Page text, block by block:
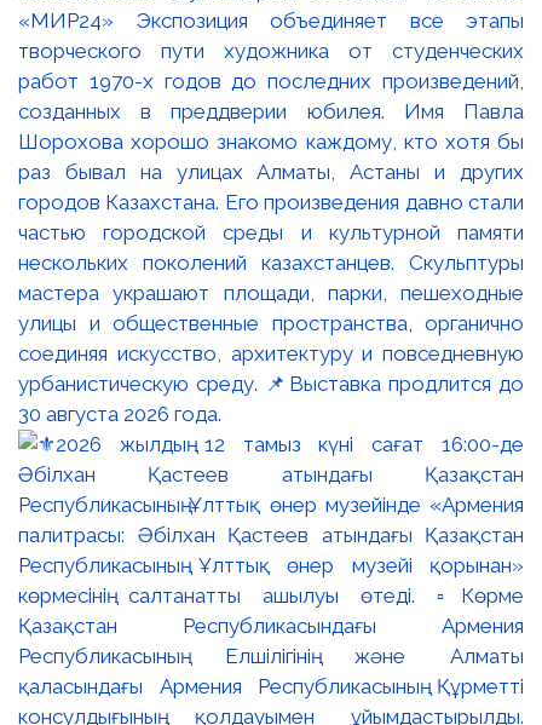
«МИР24» Экспозиция объединяет все этапы
творческого пути художника от студенческих
работ 1970-х годов до последних произведений,
созданных в преддверии юбилея. Имя Павла
Шорохова хорошо знакомо каждому, кто хотя бы
раз бывал на улицах Алматы, Астаны и других
городов Казахстана. Его произведения давно стали
частью городской среды и культурной памяти
нескольких поколений казахстанцев. Скульптуры
мастера украшают площади, парки, пешеходные
улицы и общественные пространства, органично
соединяя искусство, архитектуру и повседневную
урбанистическую среду. 📌Выставка продлится до
30 августа 2026 года.